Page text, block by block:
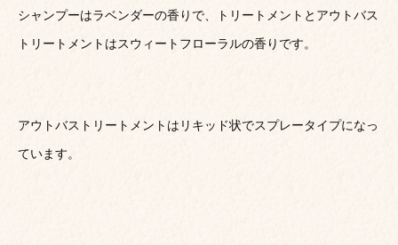
シャンプーはラベンダーの香りで、トリートメントとアウトバス
トリートメントはスウィートフローラルの香りです。
アウトバストリートメントはリキッド状でスプレータイプになっ
ています。